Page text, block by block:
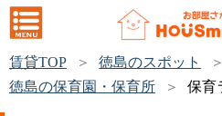
賃貸TOP
徳島のスポット
徳島の保育園・保育所
保育